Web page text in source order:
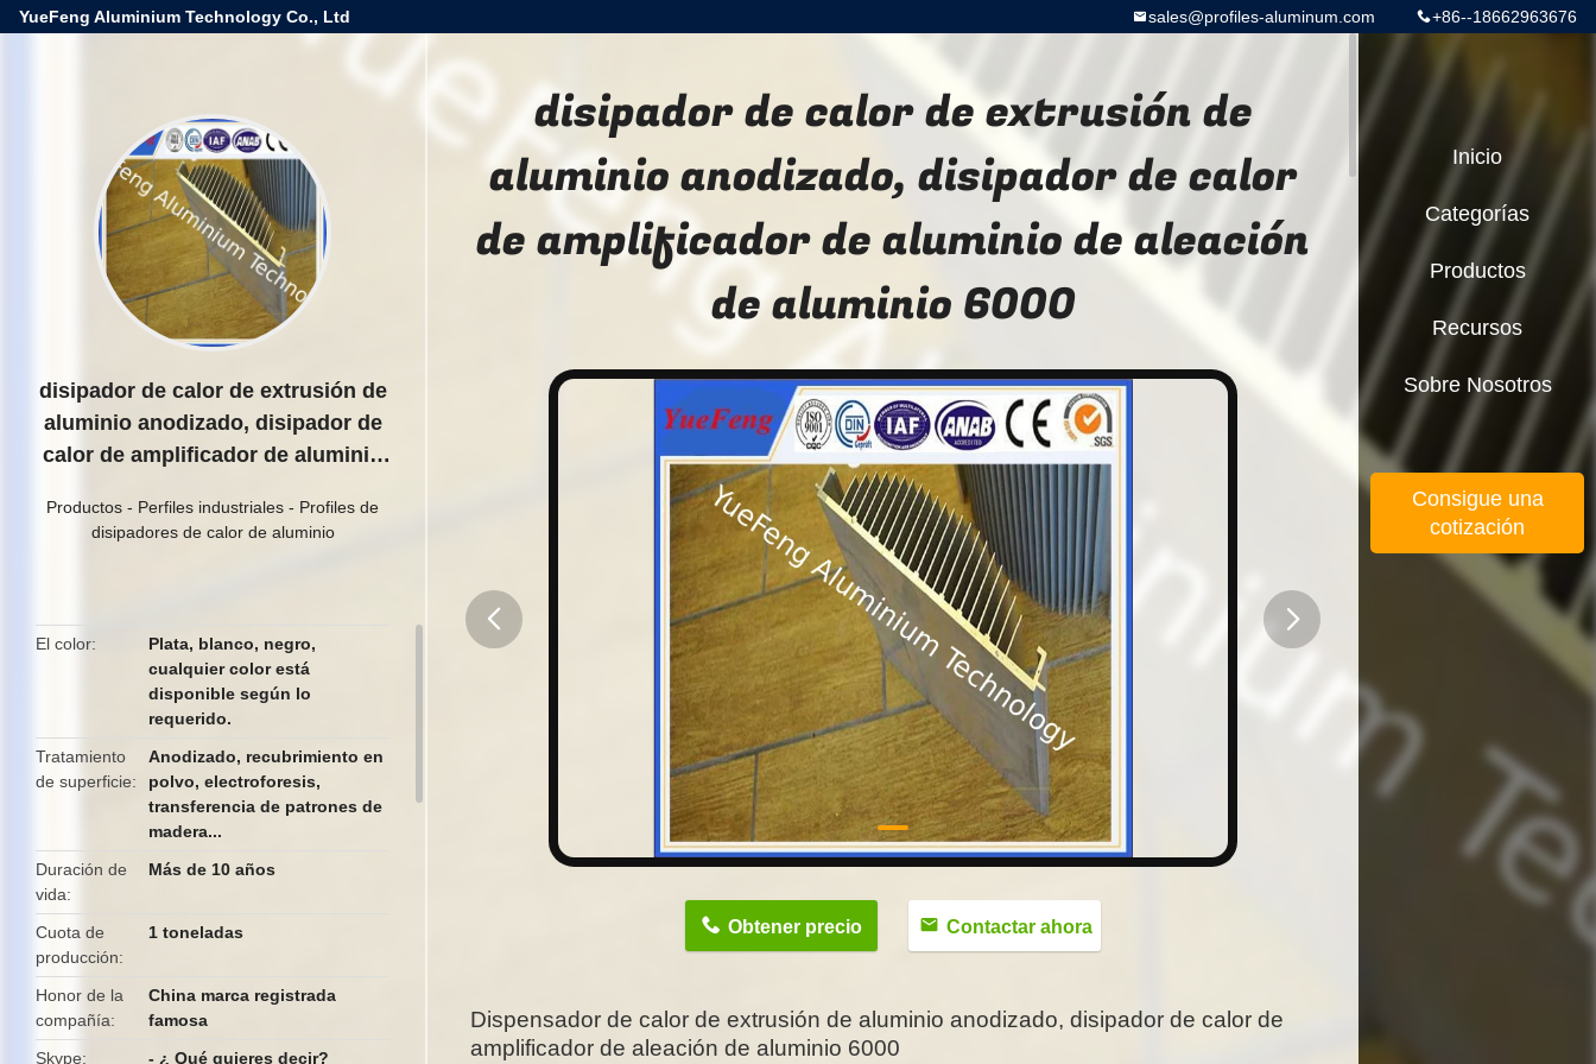
YueFeng Aluminium Technology Co., Ltd +86--18662963676
sales@profiles-aluminum.com
disipador de calor de extrusión de
aluminio anodizado, disipador de
calor de amplificador de aluminio
Productos - Perfiles industriales - Profiles de
disipadores de calor de aluminio
El color
Plata, blanco, negro,
cualquier color está
disponible según lo
requerido.
Tratamiento
de superficie
Anodizado, recubrimiento en
polvo, electroforesis,
transferencia de patrones de
madera...
Duración de
vida
Más de 10 años
Cuota de
producción
1 toneladas
Honor de la
compañía
China marca registrada
famosa
Skype
- ¿ Qué quieres decir?
disipador de calor de extrusión de
aluminio anodizado, disipador de calor
de amplificador de aluminio de aleación
de aluminio 6000
button
Obtener precio Contactar ahora
Dispensador de calor de extrusión de aluminio anodizado, disipador de calor de
amplificador de aleación de aluminio 6000
Inicio
Categorías
Productos
Recursos
Sobre Nosotros
Consigue una
cotización